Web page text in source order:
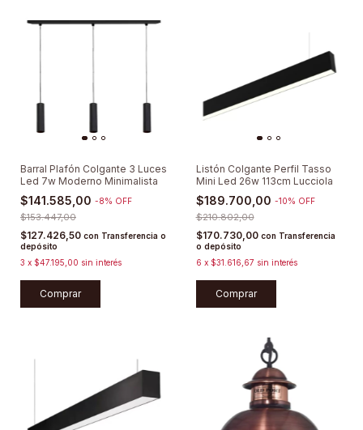
Barral Plafón Colgante 3 Luces
Led 7w Moderno Minimalista
$141.585,00 -8% OFF
$153.447,00
$127.426,50 con Transferencia o
depósito
3 x $47.195,00 sin interés
Comprar
Listón Colgante Perfil Tasso
Mini Led 26w 113cm Lucciola
$189.700,00 -10% OFF
$210.802,00
$170.730,00 con Transferencia
o depósito
6 x $31.616,67 sin interés
Comprar